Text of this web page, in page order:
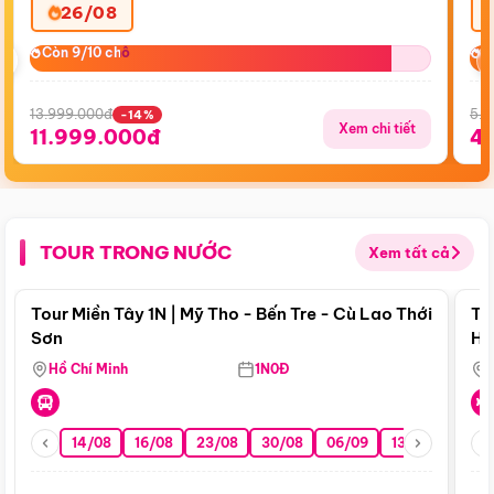
26/08
Còn 9/10 chỗ
Còn 9/10 chỗ
13.999.000đ -14%
11.999.000đ Xem chi tiết
TOUR TRONG NƯỚC Xem tất cả
Điểm nổi bật
Tour Miền Tây 1N | Mỹ Tho - Bến Tre - Cù Lao Thới
Sơn
Hồ Chí Minh 1N0Đ
14/08 16/08 23/08 30/08 06/09 13/09 20/09